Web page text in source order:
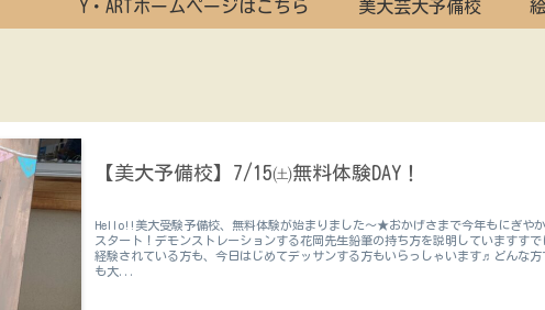
Y・ARTホームページはこちら 美大芸大予備校
【美大予備校】7/15㈯無料体験DAY！
Hello!!美大受験予備校、無料体験が始まりました～★おかげさまで今年もにぎや
スタート！デモンストレーションする花岡先生鉛筆の持ち方を説明していますすで
経験されている方も、今日はじめてデッサンする方もいらっしゃいます♬どんな方
も大...